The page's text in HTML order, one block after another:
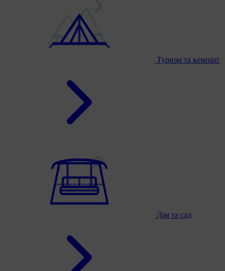
Туризм та кемпінг
Дім та сад